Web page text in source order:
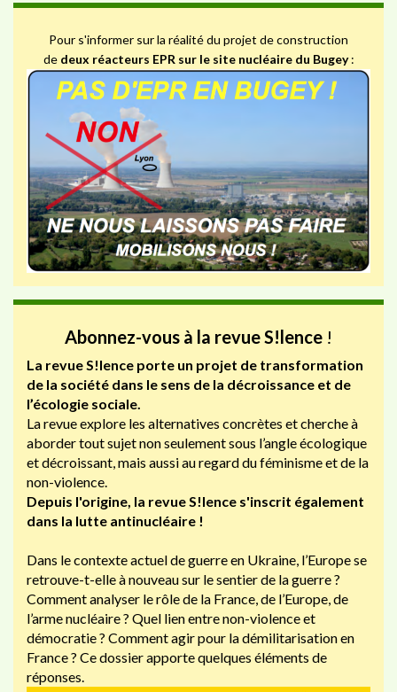
Pour s'informer sur la réalité du projet de construction
de deux réacteurs EPR sur le site nucléaire du Bugey:
Abonnez-vous à la revue S!lence !
La revue S!lence porte un projet de transformation
de la société dans le sens de la décroissance et de
l’écologie sociale.
La revue explore les alternatives concrètes et cherche à
aborder tout sujet non seulement sous l’angle écologique
et décroissant, mais aussi au regard du féminisme et de la
non-violence.
Depuis l'origine, la revue S!lence s'inscrit également
dans la lutte antinucléaire !
Dans le contexte actuel de guerre en Ukraine, l’Europe se
retrouve-t-elle à nouveau sur le sentier de la guerre ?
Comment analyser le rôle de la France, de l’Europe, de
l’arme nucléaire ? Quel lien entre non-violence et
démocratie ? Comment agir pour la démilitarisation en
France ? Ce dossier apporte quelques éléments de
réponses.